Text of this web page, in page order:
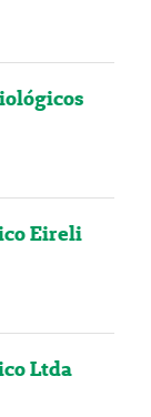
Eireli
Ltda